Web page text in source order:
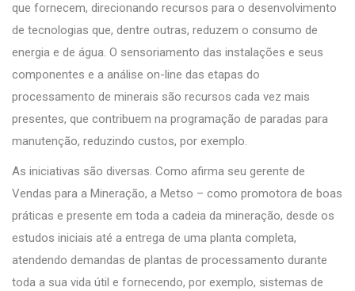
que fornecem, direcionando recursos para o desenvolvimento
de tecnologias que, dentre outras, reduzem o consumo de
energia e de água. O sensoriamento das instalações e seus
componentes e a análise on-line das etapas do
processamento de minerais são recursos cada vez mais
presentes, que contribuem na programação de paradas para
manutenção, reduzindo custos, por exemplo.
As iniciativas são diversas. Como afirma seu gerente de
Vendas para a Mineração, a Metso – como promotora de boas
práticas e presente em toda a cadeia da mineração, desde os
estudos iniciais até a entrega de uma planta completa,
atendendo demandas de plantas de processamento durante
toda a sua vida útil e fornecendo, por exemplo, sistemas de